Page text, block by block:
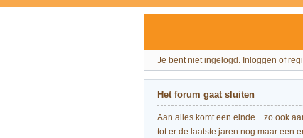
Je bent niet ingelogd. Inloggen of
Het forum gaat sluiten
Aan alles komt een einde... zo ook
tot er de laatste jaren nog maar een